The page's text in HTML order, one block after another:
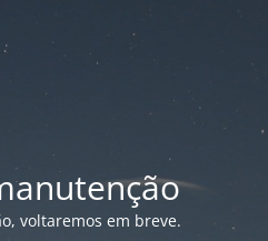
voltaremos em breve.